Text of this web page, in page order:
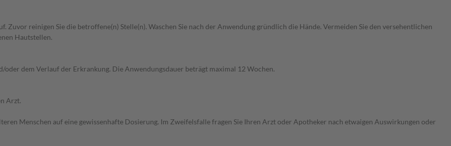
Zuvor reinigen Sie die betroffene(n) Stelle(n). Waschen Sie nach der Anwendung gründlich die Hände. Vermeiden Sie den versehentlichen
Hautstellen.
dem Verlauf der Erkrankung. Die Anwendungsdauer beträgt maximal 12 Wochen.
Arzt.
Menschen auf eine gewissenhafte Dosierung. Im Zweifelsfalle fragen Sie Ihren Arzt oder Apotheker nach etwaigen Auswirkungen oder